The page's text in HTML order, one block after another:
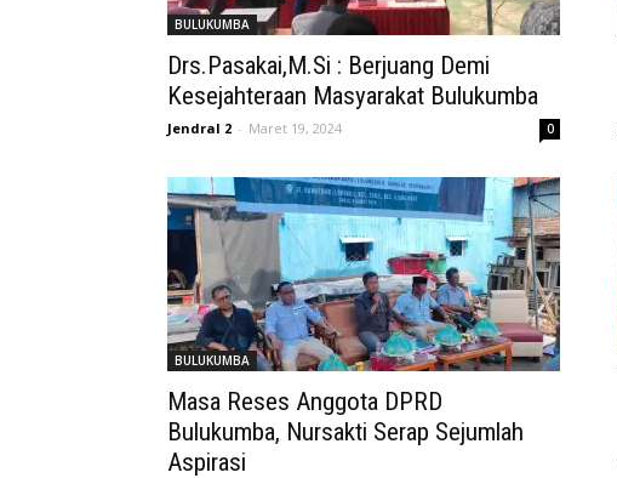
BULUKUMBA
Drs.Pasakai,M.Si : Berjuang Demi
Kesejahteraan Masyarakat Bulukumba
Jendral 2 - Maret 19, 2024 0
BULUKUMBA
Masa Reses Anggota DPRD
Bulukumba, Nursakti Serap Sejumlah
Aspirasi